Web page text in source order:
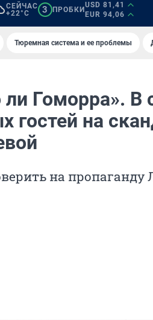
СЕЙЧАС
+22°C
3 ПРОБКИ
USD 81,41
EUR 94,06
Тюремная система и ее проблемы
Гоморра». В
гостей на
на пропаганду